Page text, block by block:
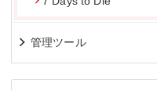
管理ツール